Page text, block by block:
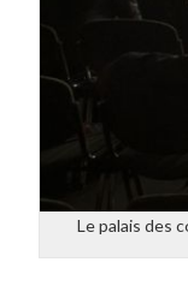
Le palais des